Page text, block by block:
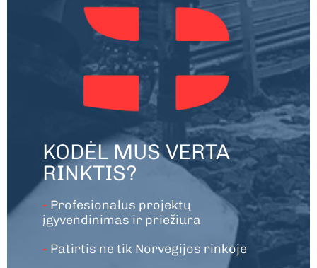
KODĖL MUS VERTA
RINKTIS?
- Profesionalus projektų
įgyvendinimas ir priežiura
- Patirtis ne tik Norvegijos rinkoje